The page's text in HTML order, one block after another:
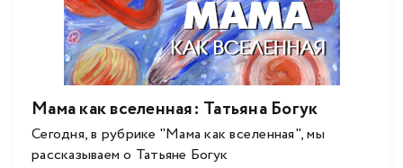
Мама как вселенная: Татьяна Богук
Сегодня, в рубрике "Мама как вселенная", мы
рассказываем о Татьяне Богук